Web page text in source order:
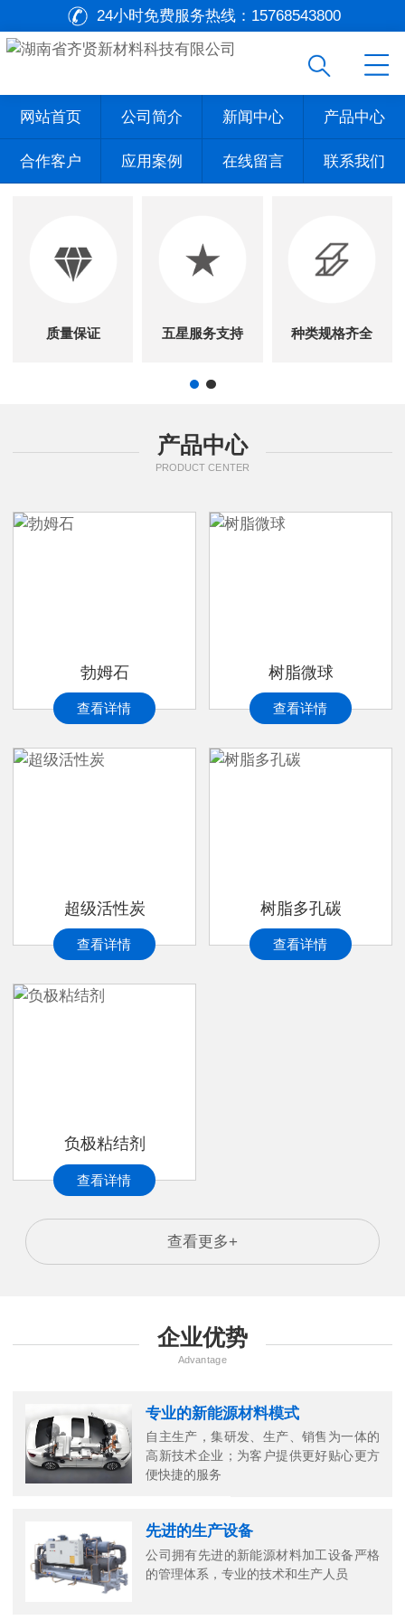
24小时免费服务热线： 15768543800
网站首页 公司简介 新闻中心 产品中心
合作客户 应用案例 在线留言 联系我们
质量保证 五星服务支持 种类规格齐全
产品中心
PRODUCT CENTER
勃姆石
查看详情
树脂微球
查看详情
超级活性炭
查看详情
树脂多孔碳
查看详情
负极粘结剂
查看详情
查看更多+
企业优势
Advantage
专业的新能源材料模式
自主生产，集研发、生产、销售为一体的
高新技术企业；为客户提供更好贴心更方
便快捷的服务
先进的生产设备
公司拥有先进的新能源材料加工设备严格
的管理体系，专业的技术和生产人员